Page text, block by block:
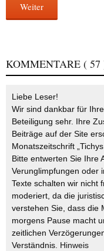
Weiter
KOMMENTARE ( 57
Liebe Leser!
Wir sind dankbar für
Beteiligung sehr. Ihre
Beiträge auf der Site
Monatszeitschrift
Bitte entwerten Sie Ihre
Verunglimpfungen oder
Texte schalten wir nicht
moderiert, da die
verstehen Sie, dass die
morgens Pause macht
zeitlichen
Verständnis. Hinweis